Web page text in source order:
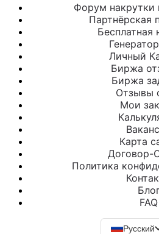
Форум накрутки
Партнёрская
Бесплатная
Личный
Биржа
Биржа
Отзывы
Мои
Карта
Договор-
Политика
FAQ
Русский